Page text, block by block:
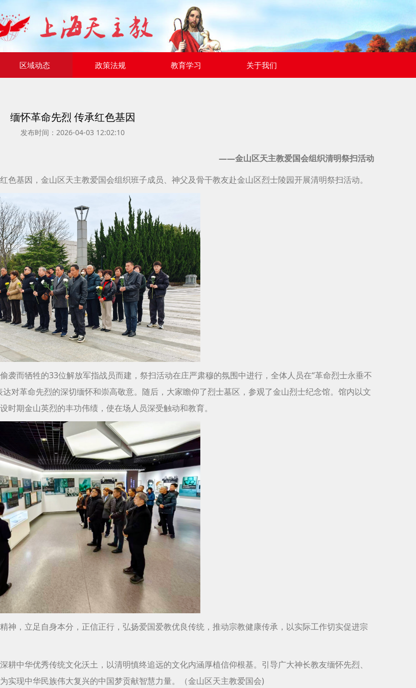
区域动态 政策法规 教育学习 关于我们
缅怀革命先烈 传承红色基因
发布时间：2026-04-03 12:02:10
——金山区天主教爱国会组织清明祭扫活动
基因，金山区天主教爱国会组织班子成员、神父及骨干教友赴金山区烈士陵园开展清明祭扫活动。
袭而牺牲的33位解放军指战员而建，祭扫活动在庄严肃穆的氛围中进行，全体人员在“革命烈士永垂不
对革命先烈的深切缅怀和崇高敬意。随后，大家瞻仰了烈士墓区，参观了金山烈士纪念馆。馆内以文
期金山英烈的丰功伟绩，使在场人员深受触动和教育。
神，立足自身本分，正信正行，弘扬爱国爱教优良传统，推动宗教健康传承，以实际工作切实促进宗
中华优秀传统文化沃土，以清明慎终追远的文化内涵厚植信仰根基。引导广大神长教友缅怀先烈、
实现中华民族伟大复兴的中国梦贡献智慧力量。（金山区天主教爱国会)